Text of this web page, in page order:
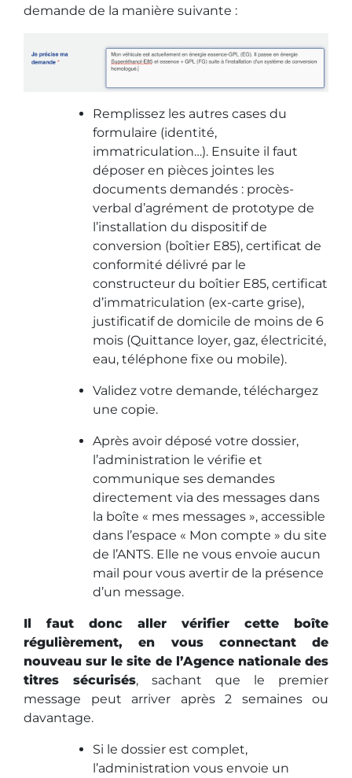
demande de la manière suivante :
Remplissez les autres cases du
formulaire (identité,
immatriculation…). Ensuite il faut
déposer en pièces jointes les
documents demandés : procès-
verbal d’agrément de prototype de
l’installation du dispositif de
conversion (boîtier E85), certificat de
conformité délivré par le
constructeur du boîtier E85, certificat
d’immatriculation (ex-carte grise),
justificatif de domicile de moins de 6
mois (Quittance loyer, gaz, électricité,
eau, téléphone fixe ou mobile).
Validez votre demande, téléchargez
une copie.
Après avoir déposé votre dossier,
l’administration le vérifie et
communique ses demandes
directement via des messages dans
la boîte « mes messages », accessible
dans l’espace « Mon compte » du site
de l’ANTS. Elle ne vous envoie aucun
mail pour vous avertir de la présence
d’un message.
Il faut donc aller vérifier cette boîte
régulièrement, en vous connectant de
nouveau sur le site de l’Agence nationale des
titres sécurisés, sachant que le premier
message peut arriver après 2 semaines ou
davantage.
Si le dossier est complet,
l’administration vous envoie un